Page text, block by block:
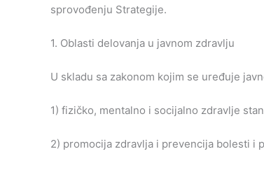
sprovođenju Strategije.
1. Oblasti delovanja u javnom zdravlju
U skladu sa zakonom kojim se uređuje
1) fizičko, mentalno i socijalno zdravlje
2) promocija zdravlja i prevencija bolesti i